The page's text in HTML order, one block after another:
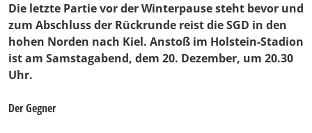
Die letzte Partie vor der Winterpause steht bevor und
zum Abschluss der Rückrunde reist die SGD in den
hohen Norden nach Kiel. Anstoß im Holstein-Stadion
ist am Samstagabend, dem 20. Dezember, um 20.30
Uhr.
Der Gegner